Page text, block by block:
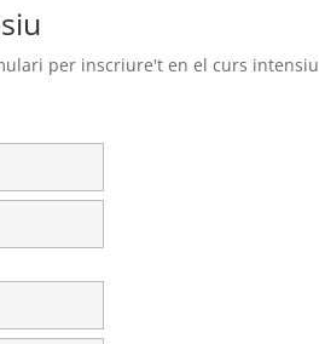
per inscriure't en el curs intensiu